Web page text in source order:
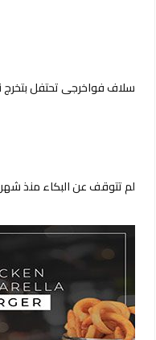
سلاف فواخرجي تحتفل
لم تتوقف عن البكاء منذ